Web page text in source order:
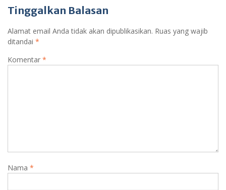
Tinggalkan Balasan
Alamat email Anda tidak akan dipublikasikan. Ruas yang wajib
ditandai *
Komentar *
Nama *